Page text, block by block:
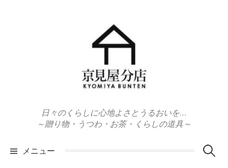
日々のくらしに心地よさとうるおいを…
～贈り物・うつわ・お茶・くらしの道具～
メニュー 検